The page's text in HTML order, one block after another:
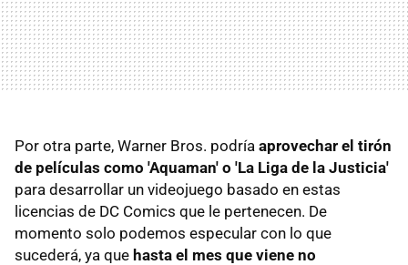
Por otra parte, Warner Bros. podría aprovechar el tirón
de películas como 'Aquaman' o 'La Liga de la Justicia'
para desarrollar un videojuego basado en estas
licencias de DC Comics que le pertenecen. De
momento solo podemos especular con lo que
sucederá, ya que hasta el mes que viene no